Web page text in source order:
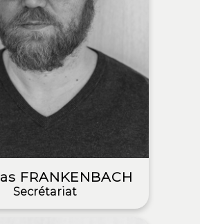
FRANKENBACH
Secrétariat